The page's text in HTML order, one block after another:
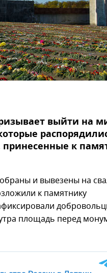
выйти на
к
и вывезены на
к памятнику
площадь перед